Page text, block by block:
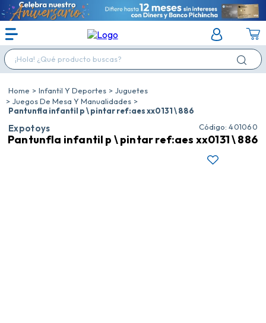
¡Hola! ¿Qué producto buscas?
Infantil Y Deportes
Juguetes
Juegos De Mesa Y Manualidades
Pantunfla infantil p \ pintar ref:aes xx0131 \ 886
Expotoys : 401060
Pantunfla infantil p \ pintar ref:aes xx0131 \ 886